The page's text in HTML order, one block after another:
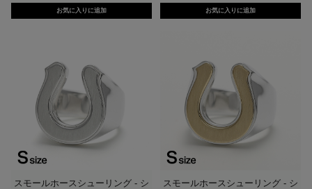
スモールホースシューリング - シ
スモールホースシューリング - シ